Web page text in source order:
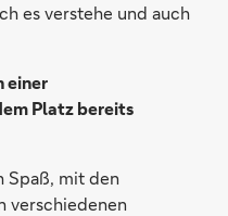
es verstehe und auch
einer
Platz bereits
Spaß, mit den
verschiedenen